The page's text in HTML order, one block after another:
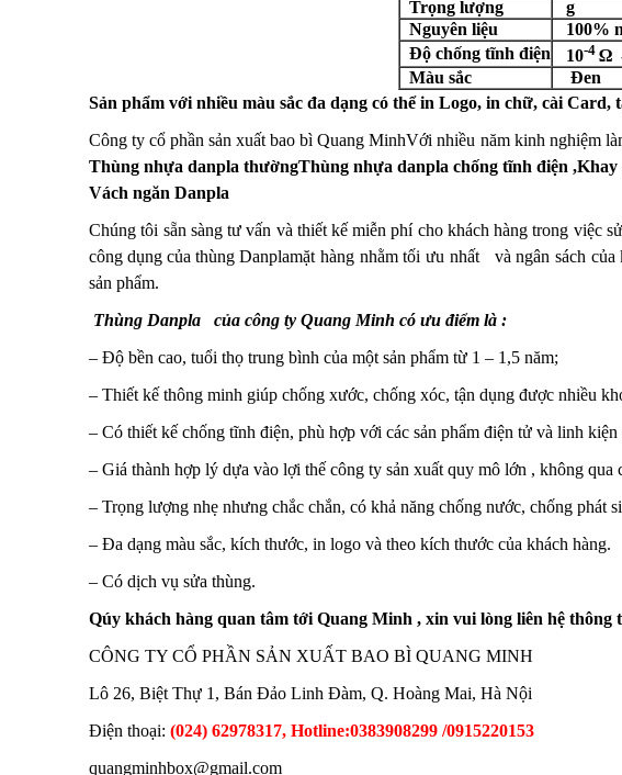
Trọng lượng
g
Nguyên liệu
100%
Độ chống tĩnh điện
10-4Ω
Màu sắc
Đen
Sản phẩm với nhiều màu sắc đa dạng có thể in Logo, in chữ, cài
Với nhiều năm kinh nghiệm
Công ty cổ phần sản xuất bao bì Quang Minh
Thùng nhựa danpla thườngThùng nhựa danpla chống tĩnh điện ,
Vách ngăn Danpla
Chúng tôi sẵn sàng tư vấn và thiết kế miễn phí cho khách hàng trong việc
mặt hàng nhằm tối ưu nhất
công dụng của thùng Danpla
và ngân sách
sản phẩm.
Thùng Danpla
của công ty Quang Minh có ưu điểm là :
– Độ bền cao, tuổi thọ trung bình của một sản phẩm từ 1 – 1,5 năm;
– Thiết kế thông minh giúp chống xước, chống xóc, tận dụng được nhiều
– Có thiết kế chống tĩnh điện, phù hợp với các sản phẩm điện tử và linh kiện
– Giá thành hợp lý dựa vào lợi thế công ty sản xuất quy mô lớn , không qua
– Trọng lượng nhẹ nhưng chắc chắn, có khả năng chống nước, chống phát
– Đa dạng màu sắc, kích thước, in logo và theo kích thước của khách hàng.
– Có dịch vụ sửa thùng.
Qúy khách hàng quan tâm tới Quang Minh , xin vui lòng liên hệ thông
CÔNG TY CỔ PHẦN SẢN XUẤT BAO BÌ QUANG MINH
Lô 26, Biệt Thự 1, Bán Đảo Linh Đàm, Q. Hoàng Mai, Hà Nội
Điện thoại: (024) 62978317, Hotline:0383908299 /0915220153
quangminhbox@gmail.com